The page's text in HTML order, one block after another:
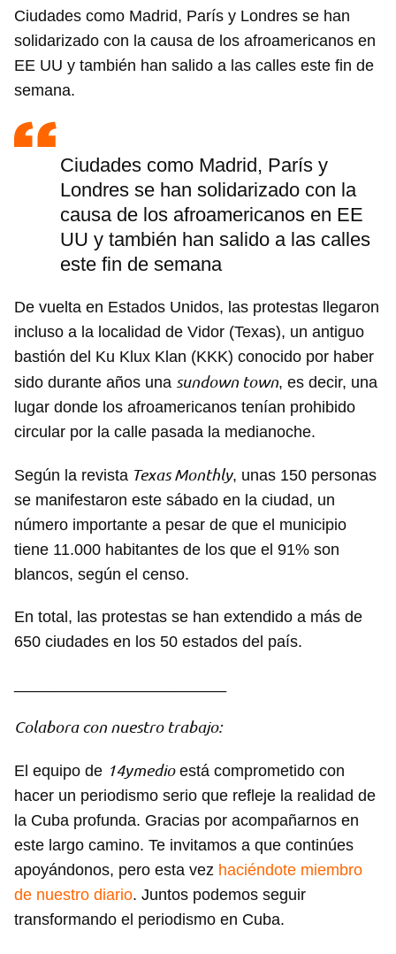
Guardar como favorito
iniciar sesión con tu cuenta de 14ymedio.
INICIAR SESIÓN CANCELAR
Ciudades como Madrid, París y Londres se han
solidarizado con la causa de los afroamericanos en
EE UU y también han salido a las calles este fin de
semana.
Ciudades como Madrid, París y
Londres se han solidarizado con la
causa de los afroamericanos en EE
UU y también han salido a las calles
este fin de semana
De vuelta en Estados Unidos, las protestas llegaron
incluso a la localidad de Vidor (Texas), un antiguo
bastión del Ku Klux Klan (KKK) conocido por haber
sido durante años una sundown town, es decir, una
lugar donde los afroamericanos tenían prohibido
circular por la calle pasada la medianoche.
Según la revista Texas Monthly, unas 150 personas
se manifestaron este sábado en la ciudad, un
número importante a pesar de que el municipio
tiene 11.000 habitantes de los que el 91% son
blancos, según el censo.
En total, las protestas se han extendido a más de
650 ciudades en los 50 estados del país.
Colabora con nuestro trabajo:
El equipo de 14ymedioestá comprometido con
hacer un periodismo serio que refleje la realidad de
la Cuba profunda. Gracias por acompañarnos en
este largo camino. Te invitamos a que continúes
apoyándonos, pero esta vez haciéndote miembro
de nuestro diario. Juntos podemos seguir
transformando el periodismo en Cuba.